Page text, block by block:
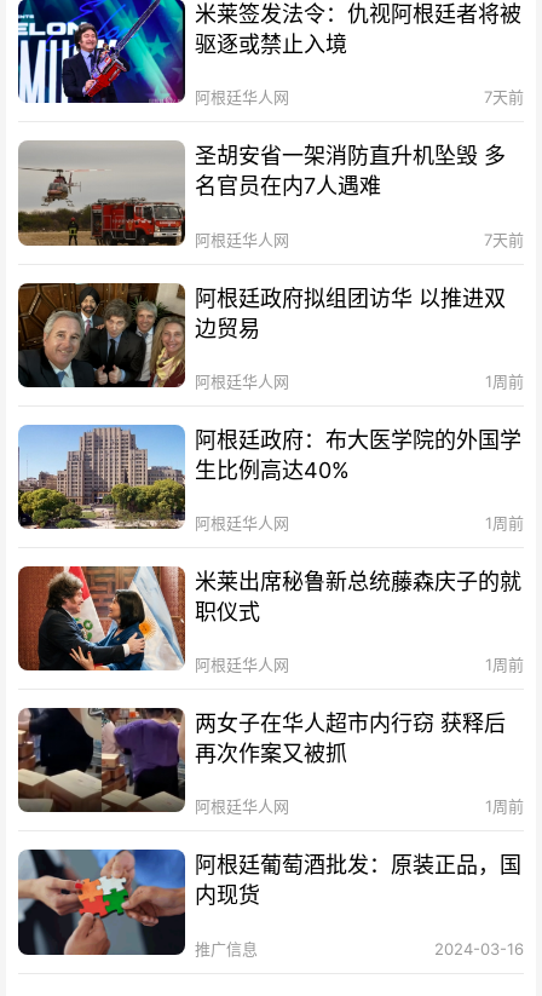
米莱签发法令：仇视阿根廷者将被
驱逐或禁止入境
阿根廷华人网 7天前
圣胡安省一架消防直升机坠毁 多
名官员在内7人遇难
阿根廷华人网 7天前
阿根廷政府拟组团访华 以推进双
边贸易
阿根廷华人网 1周前
阿根廷政府：布大医学院的外国学
生比例高达40%
阿根廷华人网 1周前
米莱出席秘鲁新总统藤森庆子的就
职仪式
阿根廷华人网 1周前
两女子在华人超市内行窃 获释后
再次作案又被抓
阿根廷华人网 1周前
阿根廷葡萄酒批发：原装正品，国
内现货
推广信息 2024-03-16